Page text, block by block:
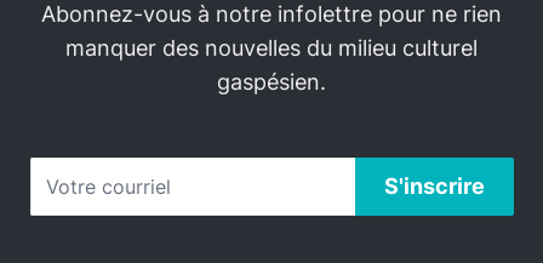
Abonnez-vous à notre infolettre pour ne rien
manquer des nouvelles du milieu culturel
gaspésien.